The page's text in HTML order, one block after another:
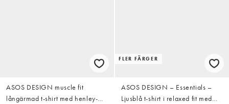
ASOS DESIGN muscle fit
långärmad t-shirt med henley-
FLER FÄRGER
ASOS DESIGN – Essentials –
Ljusblå t-shirt i relaxed fit med